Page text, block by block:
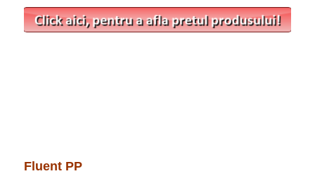
Fluent PP